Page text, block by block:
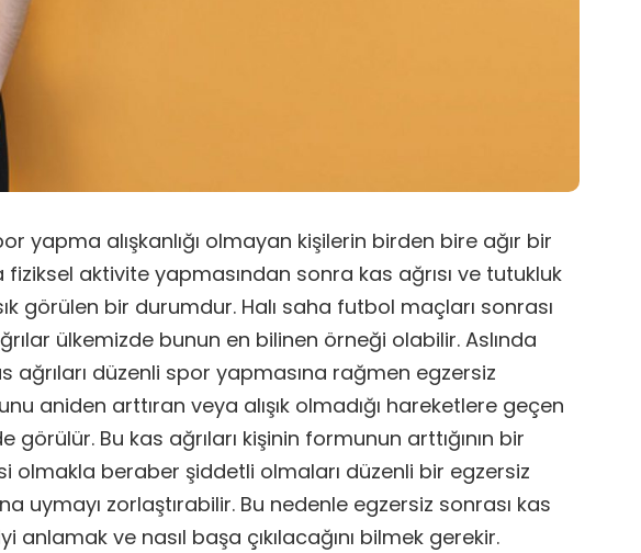
yapma alışkanlığı olmayan kişilerin birden bire ağır bir
aktivite yapmasından sonra kas ağrısı ve tutukluk
görülen bir durumdur. Halı saha futbol maçları sonrası
ülkemizde bunun en bilinen örneği olabilir. Aslında
ağrıları düzenli spor yapmasına rağmen egzersiz
aniden arttıran veya alışık olmadığı hareketlere geçen
görülür. Bu kas ağrıları kişinin formunun arttığının bir
olmakla beraber şiddetli olmaları düzenli bir egzersiz
uymayı zorlaştırabilir. Bu nedenle egzersiz sonrası kas
iyi anlamak ve nasıl başa çıkılacağını bilmek gerekir.